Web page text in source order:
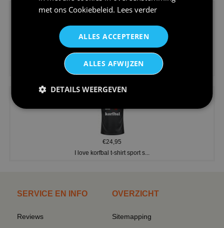
V-hals shirt rood wit blauw st...
€24,95
I love korfbal t-shirt sport s...
SERVICE EN INFO
Reviews
OVERZICHT
Sitemapping
met ons Cookiebeleid. Lees verder
ALLES ACCEPTEREN
ALLES AFWIJZEN
DETAILS WEERGEVEN